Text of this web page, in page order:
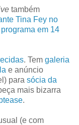
também
Tina Fey no
em 14
. Tem galeria
e anúncio
para sócia da
mais bizarra
.
(e com